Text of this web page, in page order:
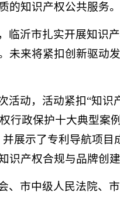
的知识产权公共服务。
临沂市扎实开展知识
未来将紧扣创新驱动
活动，活动紧扣“知识
行政保护十大典型案
展示了专利导航项
识产权合规与品牌创
、市中级人民法院、